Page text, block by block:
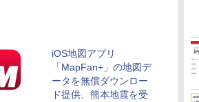
iOS地図アプリ
「MapFan+」の地図デ
ータを無償ダウンロー
ド提供、熊本地震を受